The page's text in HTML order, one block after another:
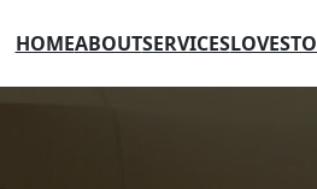
HOMEABOUTSERVICES